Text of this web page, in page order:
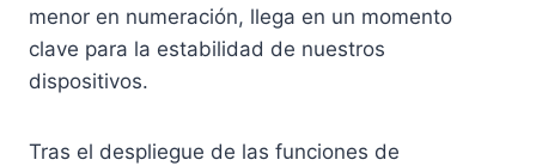
menor en numeración, llega en un momento
clave para la estabilidad de nuestros
dispositivos.
Tras el despliegue de las funciones de